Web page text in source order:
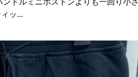
ドルミニボストンよりも一回り小さ
ッ...